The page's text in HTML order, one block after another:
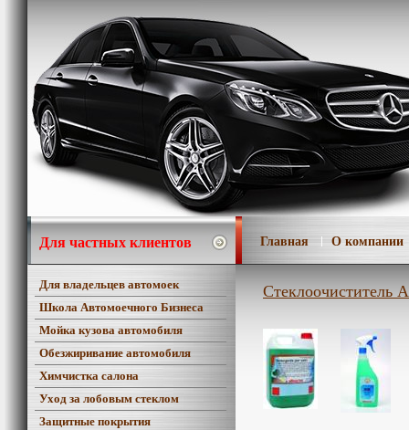
Для частных клиентов Главная О компании
Для владельцев автомоек
Школа Автомоечного Бизнеса
Мойка кузова автомобиля
Обезжиривание автомобиля
Химчистка салона
Уход за лобовым стеклом
Защитные покрытия
Стеклоочиститель